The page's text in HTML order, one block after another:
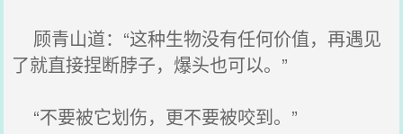
顾青山道：“这种生物没有任何价值，再遇见
了就直接捏断脖子，爆头也可以。”
“不要被它划伤，更不要被咬到。”